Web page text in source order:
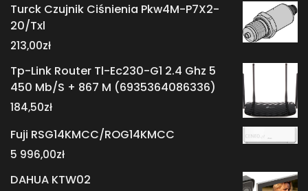
Turck Czujnik Ciśnienia Pkw4M-P7X2-
20/Txl
213,00zł
Tp-Link Router Tl-Ec230-G1 2.4 Ghz 5
450 Mb/S + 867 M (6935364086336)
184,50zł
Fuji RSG14KMCC/ROG14KMCC
5 996,00zł
DAHUA KTW02